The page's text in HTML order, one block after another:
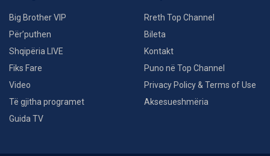
Big Brother VIP
Për’puthen
Shqipëria LIVE
Fiks Fare
Video
Të gjitha programet
Guida TV
Rreth Top Channel
Bileta
Kontakt
Puno në Top Channel
Privacy Policy & Terms of Use
Aksesueshmëria